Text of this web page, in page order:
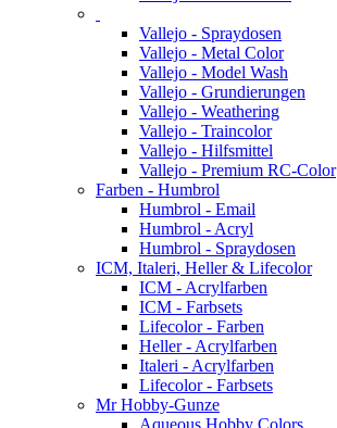
Vallejo - Spraydosen
Vallejo - Metal Color
Vallejo - Model Wash
Vallejo - Grundierungen
Vallejo - Weathering
Vallejo - Traincolor
Vallejo - Hilfsmittel
Vallejo - Premium RC-Color
Farben - Humbrol
Humbrol - Email
Humbrol - Acryl
Humbrol - Spraydosen
ICM, Italeri, Heller & Lifecolor
ICM - Acrylfarben
ICM - Farbsets
Lifecolor - Farben
Heller - Acrylfarben
Italeri - Acrylfarben
Lifecolor - Farbsets
Mr Hobby-Gunze
Aqueous Hobby Colors